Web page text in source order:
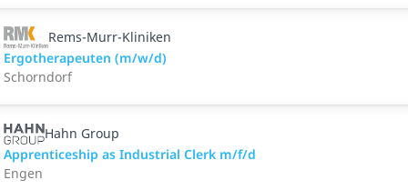
Rems-Murr-Kliniken
Ergotherapeuten (m/w/d)
Schorndorf
Hahn Group
Apprenticeship as Industrial Clerk m/f/d
Engen